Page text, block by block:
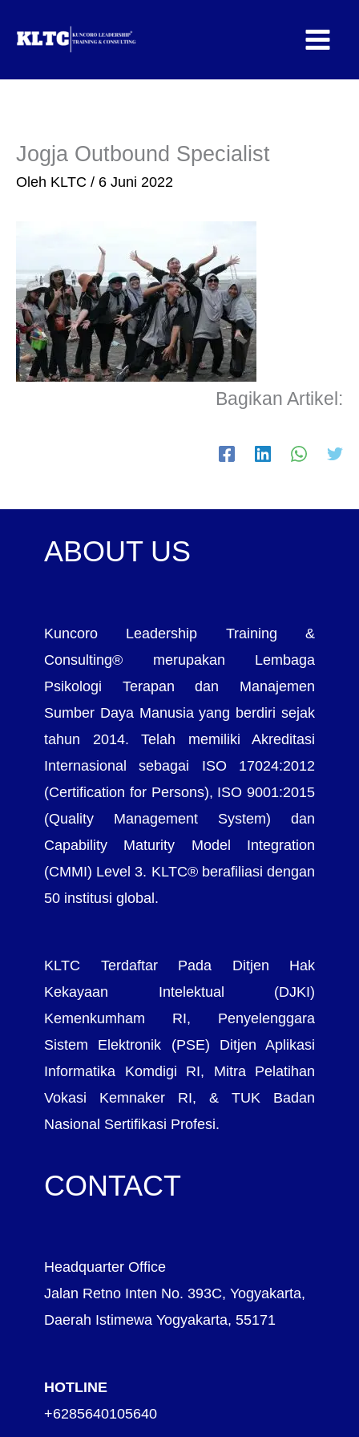
Jogja Outbound Specialist
Oleh KLTC / 6 Juni 2022
Bagikan Artikel:
ABOUT US
Kuncoro Leadership Training &
Consulting® merupakan Lembaga
Psikologi Terapan dan Manajemen
Sumber Daya Manusia yang berdiri sejak
tahun 2014. Telah memiliki Akreditasi
Internasional sebagai ISO 17024:2012
(Certification for Persons), ISO 9001:2015
(Quality Management System) dan
Capability Maturity Model Integration
(CMMI) Level 3. KLTC® berafiliasi dengan
50 institusi global.
KLTC Terdaftar Pada Ditjen Hak
Kekayaan Intelektual (DJKI)
Kemenkumham RI, Penyelenggara
Sistem Elektronik (PSE) Ditjen Aplikasi
Informatika Komdigi RI, Mitra Pelatihan
Vokasi Kemnaker RI, & TUK Badan
Nasional Sertifikasi Profesi.
CONTACT
Headquarter Office
Jalan Retno Inten No. 393C, Yogyakarta,
Daerah Istimewa Yogyakarta, 55171
HOTLINE
+6285640105640